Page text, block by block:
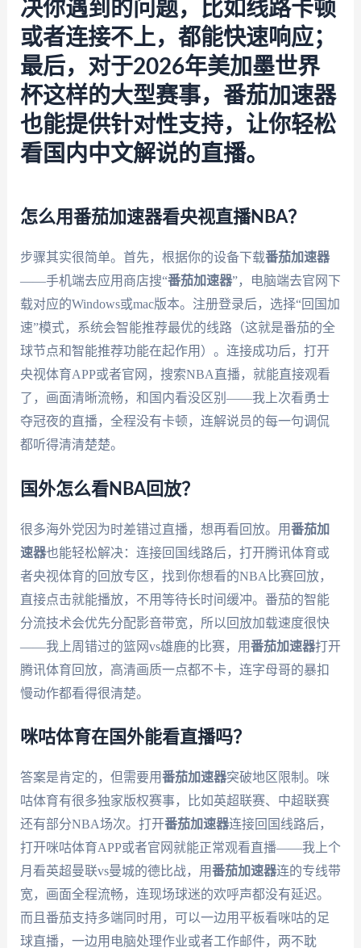
决你遇到的问题，比如线路卡顿
或者连接不上，都能快速响应；
最后，对于2026年美加墨世界
杯这样的大型赛事， 番茄加速器
也能提供针对性支持，让你轻松
看国内中文解说的直播。
怎么用番茄加速器看央视直播NBA？
步骤其实很简单。首先，根据你的设备下载番茄加速器
——手机端去应用商店搜“番茄加速器”，电脑端去官网下
载对应的Windows或mac版本。注册登录后，选择“回国加
速”模式，系统会智能推荐最优的线路（这就是番茄的全
球节点和智能推荐功能在起作用）。连接成功后，打开
央视体育APP或者官网，搜索NBA直播，就能直接观看
了，画面清晰流畅，和国内看没区别——我上次看勇士
夺冠夜的直播，全程没有卡顿，连解说员的每一句调侃
都听得清清楚楚。
国外怎么看NBA回放？
很多海外党因为时差错过直播，想再看回放。用番茄加
速器也能轻松解决：连接回国线路后，打开腾讯体育或
者央视体育的回放专区，找到你想看的NBA比赛回放，
直接点击就能播放，不用等待长时间缓冲。番茄的智能
分流技术会优先分配影音带宽，所以回放加载速度很快
——我上周错过的篮网vs雄鹿的比赛，用番茄加速器打开
腾讯体育回放，高清画质一点都不卡，连字母哥的暴扣
慢动作都看得很清楚。
咪咕体育在国外能看直播吗？
答案是肯定的，但需要用番茄加速器突破地区限制。咪
咕体育有很多独家版权赛事，比如英超联赛、中超联赛
还有部分NBA场次。打开番茄加速器连接回国线路后，
打开咪咕体育APP或者官网就能正常观看直播——我上个
月看英超曼联vs曼城的德比战，用番茄加速器连的专线带
宽，画面全程流畅，连现场球迷的欢呼声都没有延迟。
而且番茄支持多端同时用，可以一边用平板看咪咕的足
球直播，一边用电脑处理作业或者工作邮件，两不耽